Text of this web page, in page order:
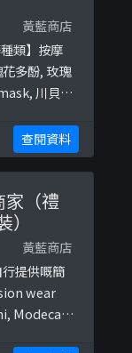
黃藍商店
類】按摩
多酚, 玫瑰
川貝陳
未就此商
查閱資料
（禮
黃藍商店
提供嘅簡
wear
Modeca,